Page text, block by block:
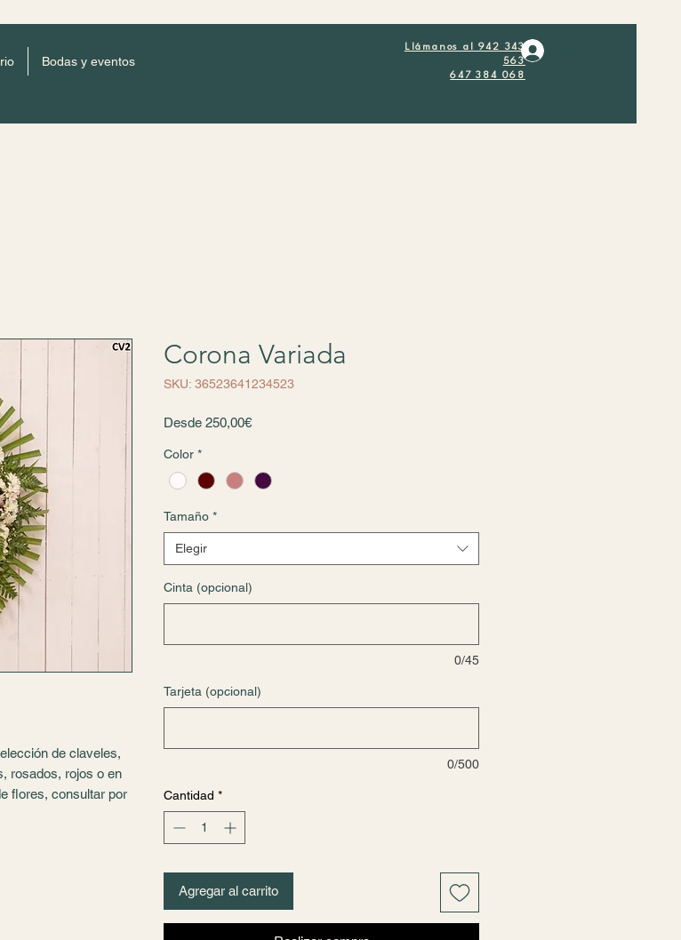
Llámanos al 942 343
563
647 384 068
Bodas y eventos
de claveles,
rosados, rojos o en
flores, consultar por
Corona Variada
SKU: 36523641234523
Desde 250,00€Precio
Color *
Tamaño *
Elegir
Cinta (opcional)
0/45
Tarjeta (opcional)
0/500
Cantidad *
Agregar al carrito